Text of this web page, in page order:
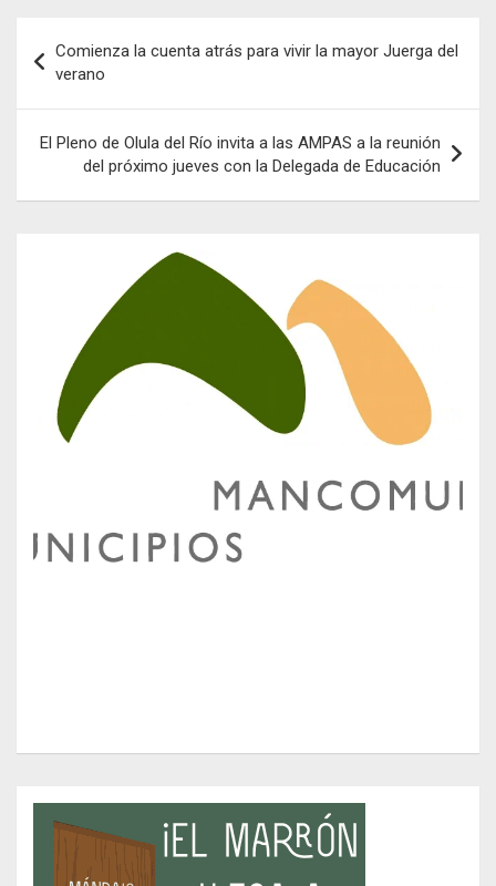
de
entradas
Comienza la cuenta atrás para vivir la mayor Juerga del
verano
El Pleno de Olula del Río invita a las AMPAS a la reunión
del próximo jueves con la Delegada de Educación